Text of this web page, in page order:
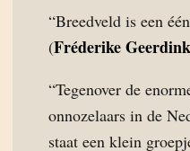
“Breedveld is een
(Fréderike Geerdink
“Tegenover de
onnozelaars in de
staat een klein